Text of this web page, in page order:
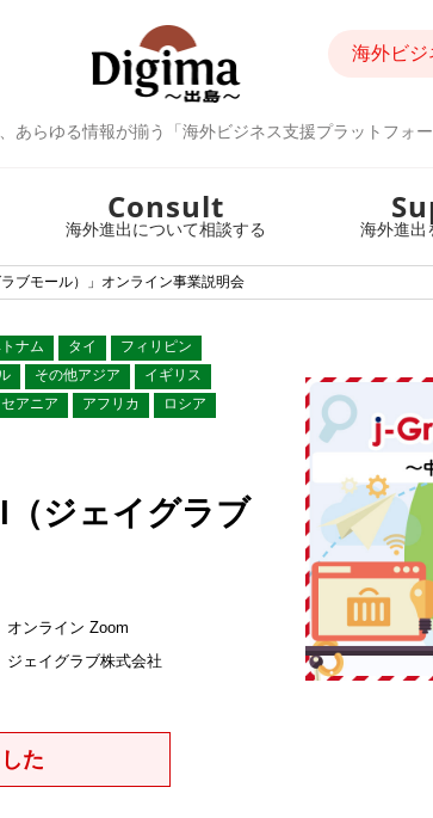
あらゆる情報が揃う「海外ビジネス支援プラットフォー
海外ビジ
Consult
海外進出について相談する 海外進出
ブモール）」オンライン事業説明会
ナム タイ
フィリピン
その他アジア
イギリス
アニア アフリカ
ロシア
ジェイグラブ
オンライン Zoom
ジェイグラブ株式会社
た